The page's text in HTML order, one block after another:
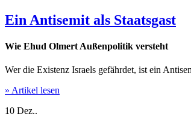
Ein Antisemit als Staatsgast
Wie Ehud Olmert Außenpolitik versteht
Wer die Existenz Israels gefährdet, ist ein
» Artikel lesen
10 Dez..